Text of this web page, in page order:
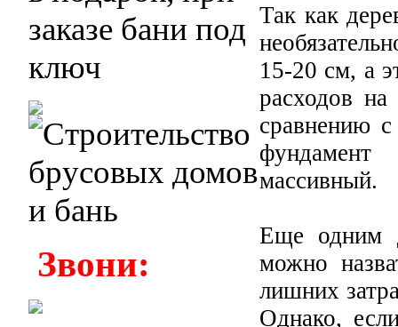
Звони:
Так как
15-20 см, а
расходов
сравнению
массивный.
Еще одним
можно
лишних
Однако,